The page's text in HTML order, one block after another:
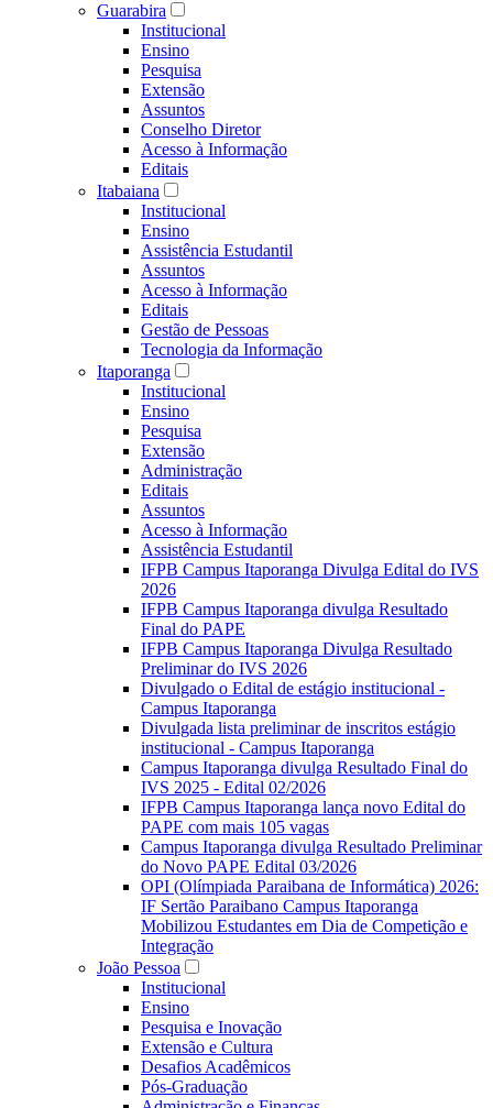
Guarabira
Institucional
Ensino
Pesquisa
Extensão
Assuntos
Conselho Diretor
Acesso à Informação
Editais
Itabaiana
Institucional
Ensino
Assistência Estudantil
Assuntos
Acesso à Informação
Editais
Gestão de Pessoas
Tecnologia da Informação
Itaporanga
Institucional
Ensino
Pesquisa
Extensão
Administração
Editais
Assuntos
Acesso à Informação
Assistência Estudantil
IFPB Campus Itaporanga Divulga Edital do IVS
2026
IFPB Campus Itaporanga divulga Resultado
Final do PAPE
IFPB Campus Itaporanga Divulga Resultado
Preliminar do IVS 2026
Divulgado o Edital de estágio institucional -
Campus Itaporanga
Divulgada lista preliminar de inscritos estágio
institucional - Campus Itaporanga
Campus Itaporanga divulga Resultado Final do
IVS 2025 - Edital 02/2026
IFPB Campus Itaporanga lança novo Edital do
PAPE com mais 105 vagas
Campus Itaporanga divulga Resultado Preliminar
do Novo PAPE Edital 03/2026
OPI (Olímpiada Paraibana de Informática) 2026:
IF Sertão Paraibano Campus Itaporanga
Mobilizou Estudantes em Dia de Competição e
Integração
João Pessoa
Institucional
Ensino
Pesquisa e Inovação
Extensão e Cultura
Desafios Acadêmicos
Pós-Graduação